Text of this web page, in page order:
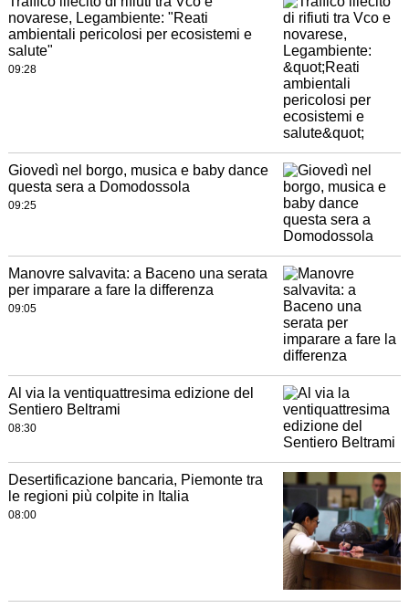
novarese, Legambiente: "Reati
ambientali pericolosi per ecosistemi e
salute"
09:28
Giovedì nel borgo, musica e baby dance
questa sera a Domodossola
09:25
Manovre salvavita: a Baceno una serata
per imparare a fare la differenza
09:05
Al via la ventiquattresima edizione del
Sentiero Beltrami
08:30
Desertificazione bancaria, Piemonte tra
le regioni più colpite in Italia
08:00